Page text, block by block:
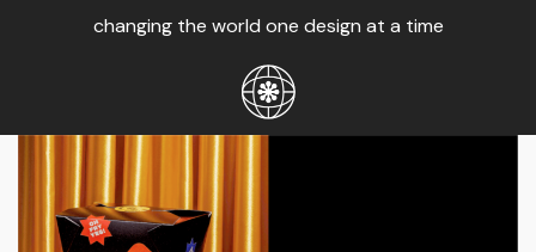
changing the world one design at a time